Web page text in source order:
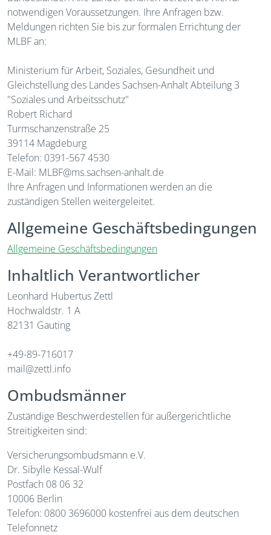
notwendigen Voraussetzungen. Ihre Anfragen bzw.
Meldungen richten Sie bis zur formalen Errichtung der
MLBF an:
Ministerium für Arbeit, Soziales, Gesundheit und
Gleichstellung des Landes Sachsen-Anhalt Abteilung 3
"Soziales und Arbeitsschutz"
Robert Richard
Turmschanzenstraße 25
39114 Magdeburg
Telefon: 0391-567 4530
E-Mail: MLBF@ms.sachsen-anhalt.de
Ihre Anfragen und Informationen werden an die
zuständigen Stellen weitergeleitet.
Allgemeine Geschäftsbedingungen
Allgemeine Geschäftsbedingungen
Inhaltlich Verantwortlicher
Leonhard Hubertus Zettl
Hochwaldstr. 1 A
82131 Gauting
+49-89-716017
mail@zettl.info
Ombudsmänner
Zuständige Beschwerdestellen für außergerichtliche
Streitigkeiten sind:
Versicherungsombudsmann e.V.
Dr. Sibylle Kessal-Wulf
Postfach 08 06 32
10006 Berlin
Telefon: 0800 3696000 kostenfrei aus dem deutschen
Telefonnetz